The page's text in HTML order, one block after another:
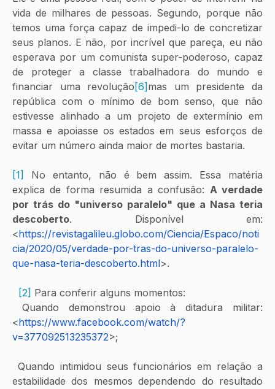
vida de milhares de pessoas. Segundo, porque não
temos uma força capaz de impedi-lo de concretizar
seus planos. E não, por incrível que pareça, eu não
esperava por um comunista super-poderoso, capaz
de proteger a classe trabalhadora do mundo e
financiar uma revolução [6] mas um presidente da
república com o mínimo de bom senso, que não
estivesse alinhado a um projeto de extermínio em
massa e apoiasse os estados em seus esforços de
evitar um número ainda maior de mortes bastaria.
[1]
No entanto, não é bem assim. Essa matéria
explica de forma resumida a confusão: A verdade
por trás do "universo paralelo" que a Nasa teria
descoberto. Disponível em:
<https://revistagalileu.globo.com/Ciencia/Espaco/noti
cia/2020/05/verdade-por-tras-do-universo-paralelo-
que-nasa-teria-descoberto.html>.
[2] Para conferir alguns momentos:
<https://www.facebook.com/watch/?
v=377092513235372>;
estabilidade dos mesmos dependendo do resultado